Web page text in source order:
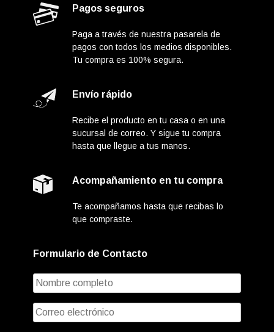
Pagos seguros
Paga a través de nuestra pasarela de
pagos con todos los medios disponibles.
Tu compra es 100% segura.
Envío rápido
Recibe el producto en tu casa o en una
sucursal de correo. Y sigue tu compra
hasta que llegue a tus manos.
Acompañamiento en tu compra
Te acompañamos hasta que recibas lo
que compraste.
Formulario de Contacto